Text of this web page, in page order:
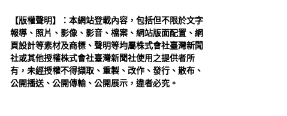
【版權聲明】：本網站登載內容，包括但不限於文字
報導、照片、影像、影音、檔案、網站版面配置、網
頁設計等素材及商標、聲明等均屬株式會社臺灣新聞
社或其他授權株式會社臺灣新聞社使用之提供者所
有，未經授權不得擷取、重製、改作、發行、散布、
公開播送、公開傳輸、公開展示，違者必究。